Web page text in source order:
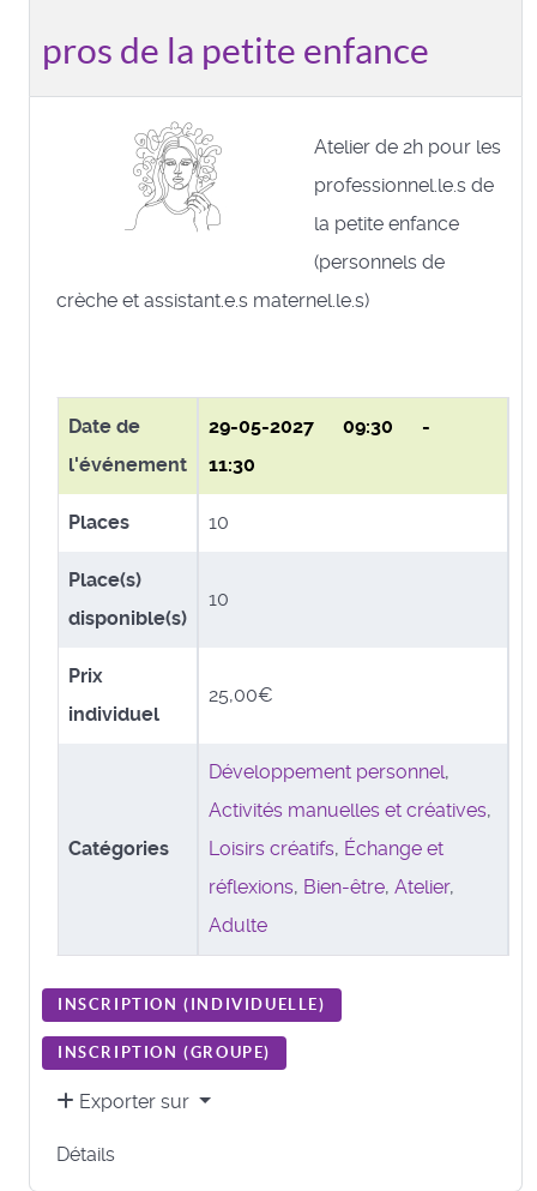
pros de la petite enfance
Atelier de 2h pour les
professionnel.le.s de
la petite enfance
(personnels de
crèche et assistant.e.s maternel.le.s)
Date de
l'événement
29-05-2027 09:30 -
11:30
Places 10
Place(s)
disponible(s)
10
Prix
individuel
25,00€
Catégories
Développement personnel,
Activités manuelles et créatives,
Loisirs créatifs, Échange et
réflexions, Bien-être, Atelier,
Adulte
INSCRIPTION ( INDIVIDUELLE)
INSCRIPTION (GROUPE)
Exporter sur
Détails